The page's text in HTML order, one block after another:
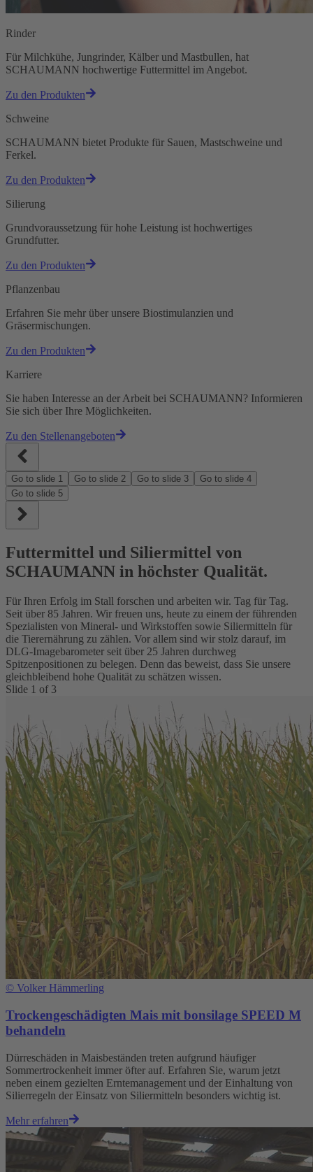
Rinder
Für Milchkühe, Jungrinder, Kälber und Mastbullen, hat
SCHAUMANN hochwertige Futtermittel im Angebot.
Zu den Produkten
Schweine
SCHAUMANN bietet Produkte für Sauen, Mastschweine und
Ferkel.
Zu den Produkten
Silierung
Grundvoraussetzung für hohe Leistung ist hochwertiges
Grundfutter.
Zu den Produkten
Pflanzenbau
Erfahren Sie mehr über unsere Biostimulanzien und
Gräsermischungen.
Zu den Produkten
Karriere
Sie haben Interesse an der Arbeit bei SCHAUMANN? Informieren
Sie sich über Ihre Möglichkeiten.
Zu den Stellenangeboten
Go to slide 1 Go to slide 2 Go to slide 3 Go to slide 4
Go to slide 5
Futtermittel und Siliermittel von
SCHAUMANN in höchster Qualität.
Für Ihren Erfolg im Stall forschen und arbeiten wir. Tag für Tag.
Seit über 85 Jahren. Wir freuen uns, heute zu einem der führenden
Spezialisten von Mineral- und Wirkstoffen sowie Siliermitteln für
die Tierernährung zu zählen. Vor allem sind wir stolz darauf, im
DLG-Imagebarometer seit über 25 Jahren durchweg
Spitzenpositionen zu belegen. Denn das beweist, dass Sie unsere
gleichbleibend hohe Qualität zu schätzen wissen.
Slide 1 of 3
© Volker Hämmerling
Trockengeschädigten Mais mit bonsilage SPEED M
behandeln
Dürreschäden in Maisbeständen treten aufgrund häufiger
Sommertrockenheit immer öfter auf. Erfahren Sie, warum jetzt
neben einem gezielten Erntemanagement und der Einhaltung von
Silierregeln der Einsatz von Siliermitteln besonders wichtig ist.
Mehr erfahren